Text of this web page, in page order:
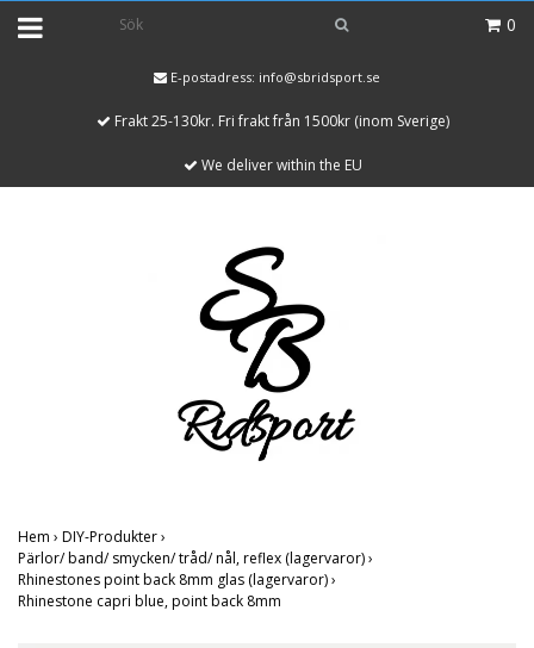
0
E-postadress: info@sbridsport.se
Frakt 25-130kr. Fri frakt från 1500kr (inom Sverige)
We deliver within the EU
Hem › DIY-Produkter›
Pärlor/ band/ smycken/ tråd/ nål, reflex (lagervaror)›
Rhinestones point back 8mm glas (lagervaror)›
Rhinestone capri blue, point back 8mm